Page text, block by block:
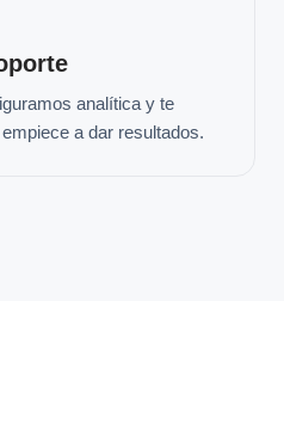
analítica y te
a dar resultados.